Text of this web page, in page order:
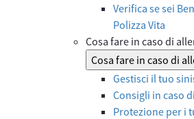
Verifica se sei
Polizza Vita
Cosa fare in caso di
Cosa fare in caso di
Gestisci il tuo
Consigli in caso
Protezione per i